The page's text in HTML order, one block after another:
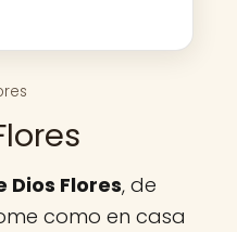
Dios Flores, de
como en casa